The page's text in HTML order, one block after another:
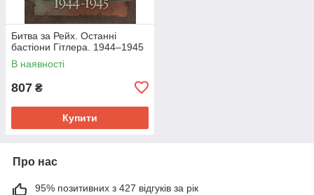
Битва за Рейх. Останні
бастіони Гітлера. 1944–1945
В наявності
807 ₴
Купити
Про нас
95% позитивних з 427 відгуків за рік